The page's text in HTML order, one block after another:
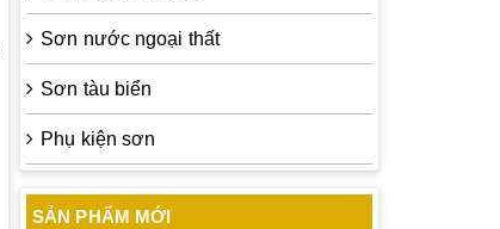
Sơn nước ngoại thất
Sơn tàu biển
Phụ kiện sơn
SẢN PHẨM MỚI